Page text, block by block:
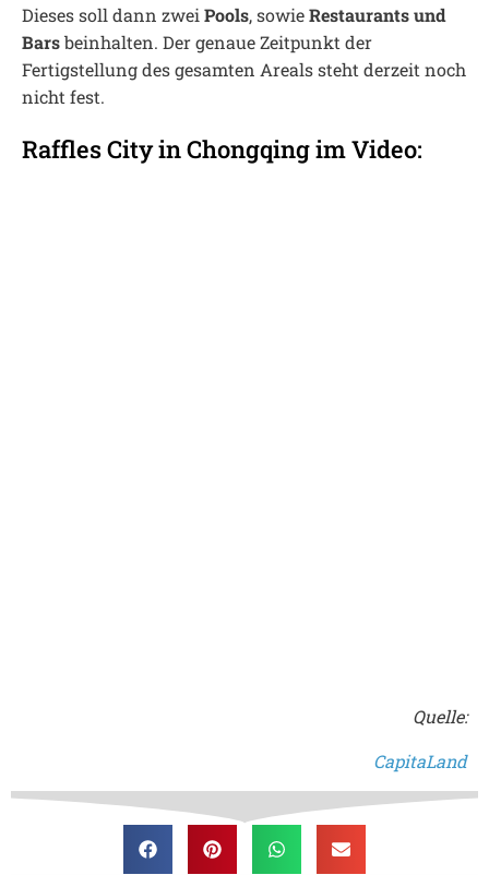
Dieses soll dann zwei Pools, sowieRestaurants und
Barsbeinhalten. Der genaue Zeitpunkt der
Fertigstellung des gesamten Areals steht derzeit noch
nicht fest.
Raffles City in Chongqing im Video:
Quelle:
CapitaLand